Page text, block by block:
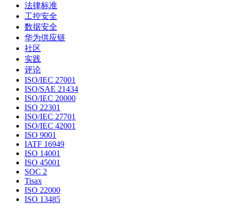
法律标准
工控安全
数据安全
华为供应链
社区
实践
评论
ISO/IEC 27001
ISO/SAE 21434
ISO/IEC 20000
ISO 22301
ISO/IEC 27701
ISO/IEC 42001
ISO 9001
IATF 16949
ISO 14001
ISO 45001
SOC 2
Tisax
ISO 22000
ISO 13485